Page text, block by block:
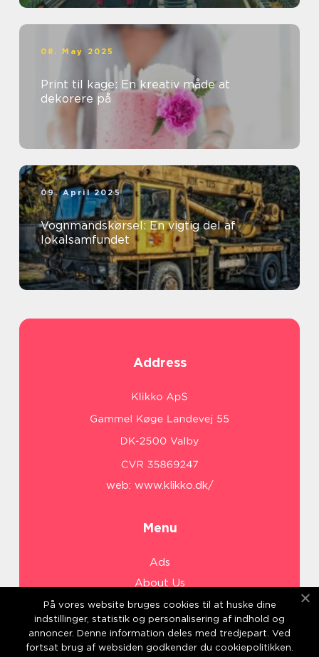
08. May 2025
Print til kage: En kreativ måde at
dekorere på
09. April 2025
Vognmandskørsel: En vigtig del af
lokalsamfundet
Address
web: www.klikko.dk/
Menu
Ads
About Us
Cookies
Contact
Sitemap
På vores website bruges cookies til at huske dine
indstillinger, statistik og personalisering af indhold og
annoncer. Denne information deles med tredjepart. Ved
fortsat brug af websiden godkender du cookiepolitikken.